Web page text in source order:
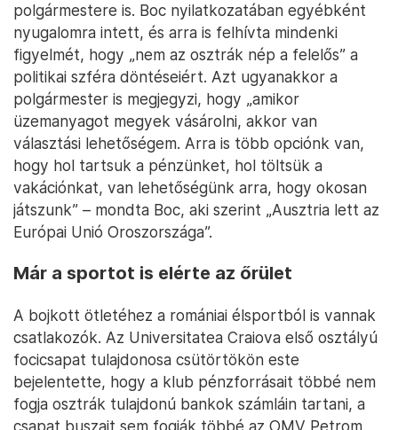
polgármestere is. Boc nyilatkozatában egyébként
nyugalomra intett, és arra is felhívta mindenki
figyelmét, hogy „nem az osztrák nép a felelős” a
politikai szféra döntéseiért. Azt ugyanakkor a
polgármester is megjegyzi, hogy „amikor
üzemanyagot megyek vásárolni, akkor van
választási lehetőségem. Arra is több opciónk van,
hogy hol tartsuk a pénzünket, hol töltsük a
vakációnkat, van lehetőségünk arra, hogy okosan
játszunk” – mondta Boc, aki szerint „Ausztria lett az
Európai Unió Oroszországa”.
Már a sportot is elérte az őrület
A bojkott ötletéhez a romániai élsportból is vannak
csatlakozók. Az Universitatea Craiova első osztályú
focicsapat tulajdonosa csütörtökön este
bejelentette, hogy a klub pénzforrásait többé nem
fogja osztrák tulajdonú bankok számláin tartani, a
csapat buszait sem fogják többé az OMV Petrom